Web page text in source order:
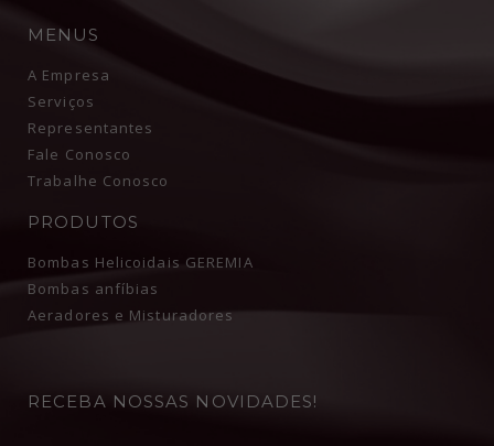
MENUS
A Empresa
Serviços
Representantes
Fale Conosco
Trabalhe Conosco
PRODUTOS
Bombas Helicoidais GEREMIA
Bombas anfíbias
Aeradores e Misturadores
RECEBA NOSSAS NOVIDADES!